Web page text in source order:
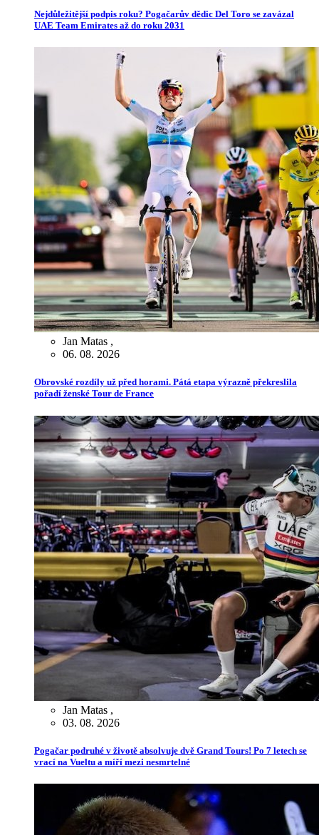
Nejdůležitější podpis roku? Pogačarův dědic Del Toro se zavázal
UAE Team Emirates až do roku 2031
Jan Matas ,
06. 08. 2026
Obrovské rozdíly už před horami. Pátá etapa výrazně překreslila
pořadí ženské Tour de France
Jan Matas ,
03. 08. 2026
Pogačar podruhé v životě absolvuje dvě Grand Tours! Po 7 letech se
vrací na Vueltu a míří mezi nesmrtelné